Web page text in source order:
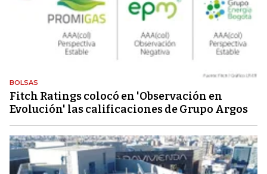
BOLSAS
Fitch Ratings colocó en 'Observación en
Evolución' las calificaciones de Grupo Argos